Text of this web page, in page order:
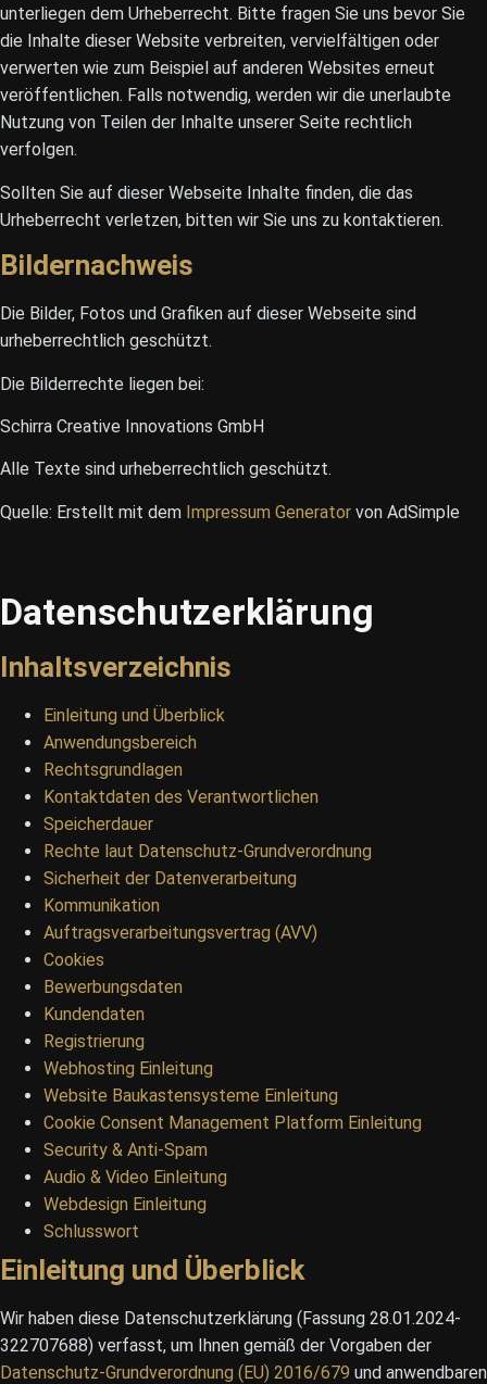
unterliegen dem Urheberrecht. Bitte fragen Sie uns bevor Sie
die Inhalte dieser Website verbreiten, vervielfältigen oder
verwerten wie zum Beispiel auf anderen Websites erneut
veröffentlichen. Falls notwendig, werden wir die unerlaubte
Nutzung von Teilen der Inhalte unserer Seite rechtlich
verfolgen.
Sollten Sie auf dieser Webseite Inhalte finden, die das
Urheberrecht verletzen, bitten wir Sie uns zu kontaktieren.
Bildernachweis
Die Bilder, Fotos und Grafiken auf dieser Webseite sind
urheberrechtlich geschützt.
Die Bilderrechte liegen bei:
Schirra Creative Innovations GmbH
Alle Texte sind urheberrechtlich geschützt.
Quelle: Erstellt mit dem Impressum Generator von AdSimple
Datenschutzerklärung
Inhaltsverzeichnis
Einleitung und Überblick
Anwendungsbereich
Rechtsgrundlagen
Kontaktdaten des Verantwortlichen
Speicherdauer
Rechte laut Datenschutz-Grundverordnung
Sicherheit der Datenverarbeitung
Kommunikation
Auftragsverarbeitungsvertrag (AVV)
Cookies
Bewerbungsdaten
Kundendaten
Registrierung
Webhosting Einleitung
Website Baukastensysteme Einleitung
Cookie Consent Management Platform Einleitung
Security & Anti-Spam
Audio & Video Einleitung
Webdesign Einleitung
Schlusswort
Einleitung und Überblick
Wir haben diese Datenschutzerklärung (Fassung 28.01.2024-
322707688) verfasst, um Ihnen gemäß der Vorgaben der
Datenschutz-Grundverordnung (EU) 2016/679 und anwendbaren